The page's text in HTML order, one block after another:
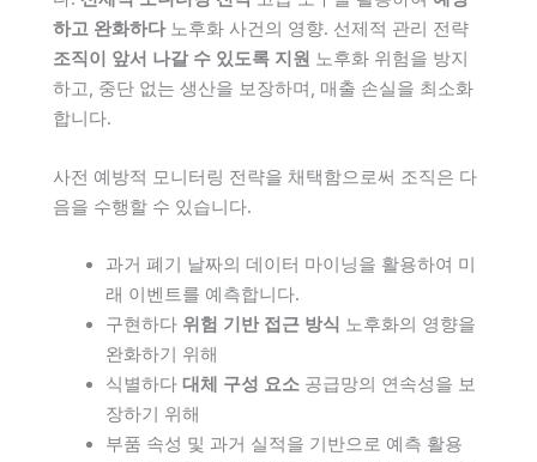
하고 완화하다노후화 사건의 영향. 선제적 관리 전략
조직이 앞서 나갈 수 있도록 지원 노후화 위험을 방지
하고, 중단 없는 생산을 보장하며, 매출 손실을 최소화
합니다.
사전 예방적 모니터링 전략을 채택함으로써 조직은 다
음을 수행할 수 있습니다.
과거 폐기 날짜의 데이터 마이닝을 활용하여 미
래 이벤트를 예측합니다.
구현하다 위험 기반 접근 방식 노후화의 영향을
완화하기 위해
식별하다 대체 구성 요소공급망의 연속성을 보
장하기 위해
부품 속성 및 과거 실적을 기반으로 예측 활용